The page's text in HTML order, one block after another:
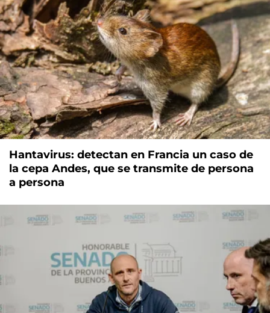
Hantavirus: detectan en Francia un caso de
la cepa Andes, que se transmite de persona
a persona